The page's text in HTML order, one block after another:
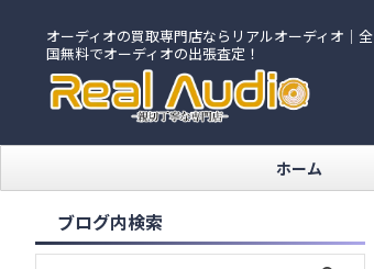
オーディオの買取専門店ならリアルオーディオ｜全
国無料でオーディオの出張査定！
ホーム
ブログ内検索